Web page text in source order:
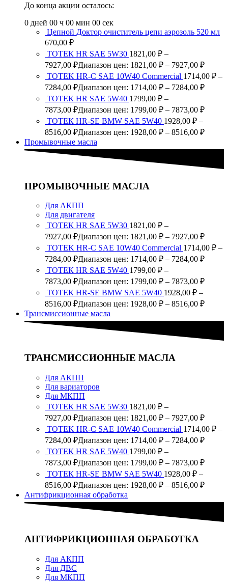
До конца акции осталось:
0 дней 00 ч 00 мин 00 сек
Цепной Доктор очиститель цепи аэрозоль 520 мл
670,00 ₽
ТОТЕК HR SAE 5W30 1821,00 ₽ –
7927,00 ₽Диапазон цен: 1821,00 ₽ – 7927,00 ₽
TOTEK HR-C SAE 10W40 Commercial 1714,00 ₽ –
7284,00 ₽Диапазон цен: 1714,00 ₽ – 7284,00 ₽
ТОТЕК HR SAE 5W40 1799,00 ₽ –
7873,00 ₽Диапазон цен: 1799,00 ₽ – 7873,00 ₽
ТОТЕК HR-SE BMW SAE 5W40 1928,00 ₽ –
8516,00 ₽Диапазон цен: 1928,00 ₽ – 8516,00 ₽
Промывочные масла
ПРОМЫВОЧНЫЕ МАСЛА
Для АКПП
Для двигателя
ТОТЕК HR SAE 5W30 1821,00 ₽ –
7927,00 ₽Диапазон цен: 1821,00 ₽ – 7927,00 ₽
TOTEK HR-C SAE 10W40 Commercial 1714,00 ₽ –
7284,00 ₽Диапазон цен: 1714,00 ₽ – 7284,00 ₽
ТОТЕК HR SAE 5W40 1799,00 ₽ –
7873,00 ₽Диапазон цен: 1799,00 ₽ – 7873,00 ₽
ТОТЕК HR-SE BMW SAE 5W40 1928,00 ₽ –
8516,00 ₽Диапазон цен: 1928,00 ₽ – 8516,00 ₽
Трансмиссионные масла
ТРАНСМИССИОННЫЕ МАСЛА
Для АКПП
Для вариаторов
Для МКПП
ТОТЕК HR SAE 5W30 1821,00 ₽ –
7927,00 ₽Диапазон цен: 1821,00 ₽ – 7927,00 ₽
TOTEK HR-C SAE 10W40 Commercial 1714,00 ₽ –
7284,00 ₽Диапазон цен: 1714,00 ₽ – 7284,00 ₽
ТОТЕК HR SAE 5W40 1799,00 ₽ –
7873,00 ₽Диапазон цен: 1799,00 ₽ – 7873,00 ₽
ТОТЕК HR-SE BMW SAE 5W40 1928,00 ₽ –
8516,00 ₽Диапазон цен: 1928,00 ₽ – 8516,00 ₽
Антифрикционная обработка
АНТИФРИКЦИОННАЯ ОБРАБОТКА
Для АКПП
Для ДВС
Для МКПП